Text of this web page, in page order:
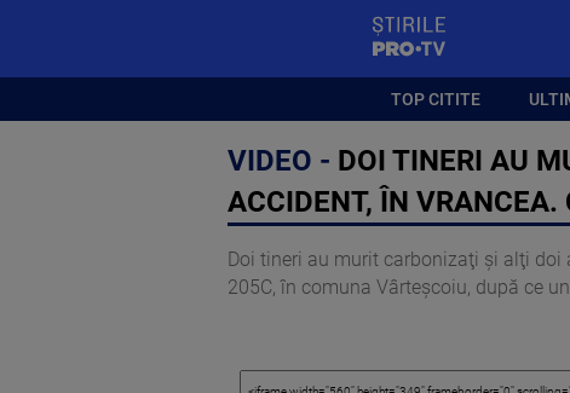
TOP CITITE
VIDEO - DOI TINERI AU
ACCIDENT, ÎN
Doi tineri au murit carbonizaţi şi alţi
205C, în comuna Vârteşcoiu, după ce